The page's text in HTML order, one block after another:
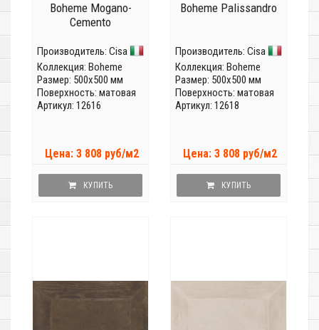
Boheme Mogano-
Cemento
Производитель: Cisa
Коллекция: Boheme
Размер: 500x500 мм
Поверхность: матовая
Артикул: 12616
Цена: 3 808 руб/м2
КУПИТЬ
Boheme Palissandro
Производитель: Cisa
Коллекция: Boheme
Размер: 500x500 мм
Поверхность: матовая
Артикул: 12618
Цена: 3 808 руб/м2
КУПИТЬ